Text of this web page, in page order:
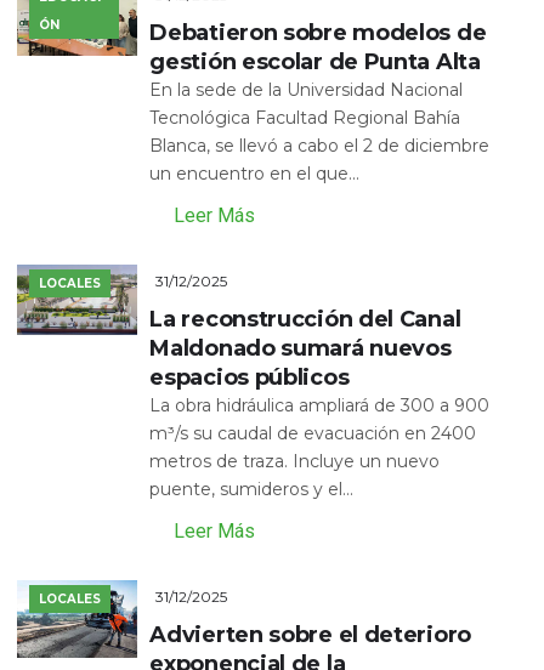
ÓN
Debatieron sobre modelos de
gestión escolar de Punta Alta
En la sede de la Universidad Nacional
Tecnológica Facultad Regional Bahía
Blanca, se llevó a cabo el 2 de diciembre
un encuentro en el que...
Leer Más
LOCALES 31/12/2025
La reconstrucción del Canal
Maldonado sumará nuevos
espacios públicos
La obra hidráulica ampliará de 300 a 900
m³/s su caudal de evacuación en 2400
metros de traza. Incluye un nuevo
puente, sumideros y el...
Leer Más
LOCALES 31/12/2025
Advierten sobre el deterioro
exponencial de la